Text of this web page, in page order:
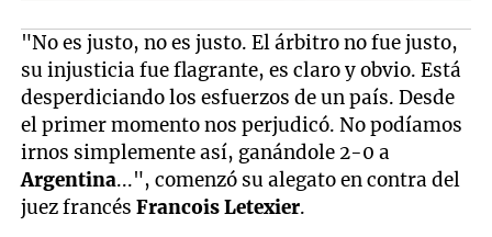
"No es justo, no es justo. El árbitro no fue justo,
su injusticia fue flagrante, es claro y obvio. Está
desperdiciando los esfuerzos de un país. Desde
el primer momento nos perjudicó. No podíamos
irnos simplemente así, ganándole 2-0 a
Argentina...", comenzó su alegato en contra del
juez francés Francois Letexier.